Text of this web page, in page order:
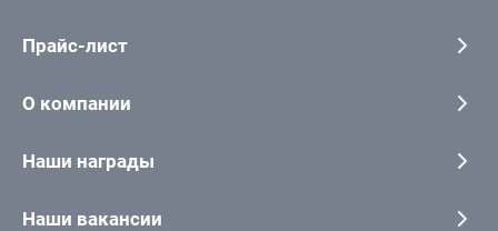
Прайс-лист
О компании
Наши награды
Наши вакансии